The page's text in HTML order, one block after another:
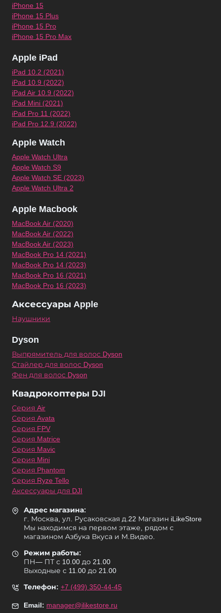
iPhone 15
iPhone 15 Plus
iPhone 15 Pro
iPhone 15 Pro Max
Apple iPad
iPad 10.2 (2021)
iPad 10.9 (2022)
iPad Air 10.9 (2022)
iPad Mini (2021)
iPad Pro 11 (2022)
iPad Pro 12.9 (2022)
Apple Watch
Apple Watch Ultra
Apple Watch S9
Apple Watch SE (2023)
Apple Watch Ultra 2
Apple Macbook
MacBook Air (2020)
MacBook Air (2022)
MacBook Air (2023)
MacBook Pro 14 (2021)
MacBook Pro 14 (2023)
MacBook Pro 16 (2021)
MacBook Pro 16 (2023)
Аксессуары Apple
Наушники
Dyson
Выпрямитель для волос Dyson
Стайлер для волос Dyson
Фен для волос Dyson
Квадрокоптеры DJI
Серия Air
Серия Avata
Серия FPV
Серия Matrice
Серия Mavic
Серия Mini
Серия Phantom
Серия Ryze Tello
Аксессуары для DJI
Адрес магазина:
г. Москва, ул. Русаковская д.22 Магазин iLikeStore
Мы находимся на первом этаже, рядом с
магазином Азбука Вкуса и М.Видео.
Режим работы:
ПН— ПТ с 10.00 до 21.00
Выходные с 11.00 до 21.00
Телефон: +7 (499) 350-44-45
Email: manager@ilikestore.ru